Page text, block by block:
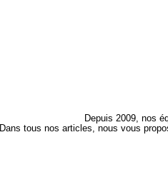
Depuis 2009, nos
Dans tous nos articles, nous vous